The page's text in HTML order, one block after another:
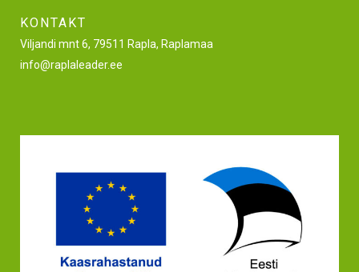
KONTAKT
Viljandi mnt 6, 79511 Rapla, Raplamaa
info@raplaleader.ee